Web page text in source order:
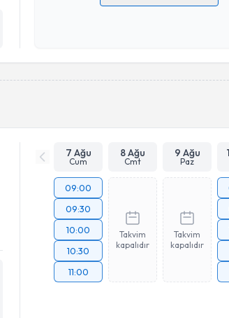
Kişisel verilerimin işlenmesine ilişkin
Takvim Talebini Gönder
7 Ağu
Cum
8 Ağu
Cmt
9 Ağu
Paz
09:00
09:30
10:00
10:30
11:00
Takvim
kapalıdır
Takvim
kapalıdır